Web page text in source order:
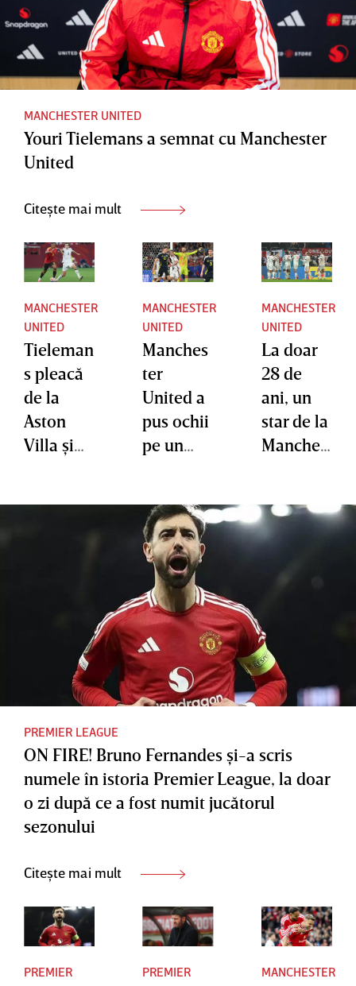
MANCHESTER UNITED
Youri Tielemans a semnat cu Manchester
United
Citește mai mult
MANCHESTER
UNITED
Tieleman
s pleacă
de la
Aston
Villa şi
MANCHESTER
UNITED
Manches
ter
United a
pus ochii
pe un
impresio
nat la
Cupa
Mondială
!
MANCHESTER
UNITED
La doar
28 de
ani, un
star de la
Manches
în calcul
să se
după
Cupei
Mondiale
!
PREMIER LEAGUE
ON FIRE! Bruno Fernandes şi-a scris
numele în istoria Premier League, la doar
o zi după ce a fost numit jucătorul
sezonului
Citește mai mult
PREMIER
PREMIER
MANCHESTER